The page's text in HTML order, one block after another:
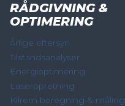
RÅDGIVNING &
OPTIMERING
Årlige eftersyn
Tilstandsanalyser
Energioptimering
Laseropretning
Kilrem beregning & måling